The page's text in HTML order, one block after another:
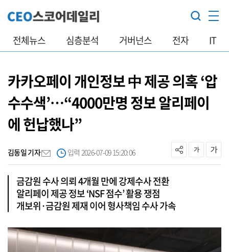
전체뉴스 심층분석 거버넌스 전자 IT
카카오페이 개인정보 中 제공 의혹 ‘압
수수색’…“4000만명 정보 알리페이
에 헌납했나”
김동일 기자 입력 2026-07-09 15:20:06
금감원 수사 의뢰 4개월 만에 강제수사 전환
알리페이 제공 정보 ‘NSF 점수’ 활용 쟁점
개보위·금감원 제재 이어 형사책임 수사 가속